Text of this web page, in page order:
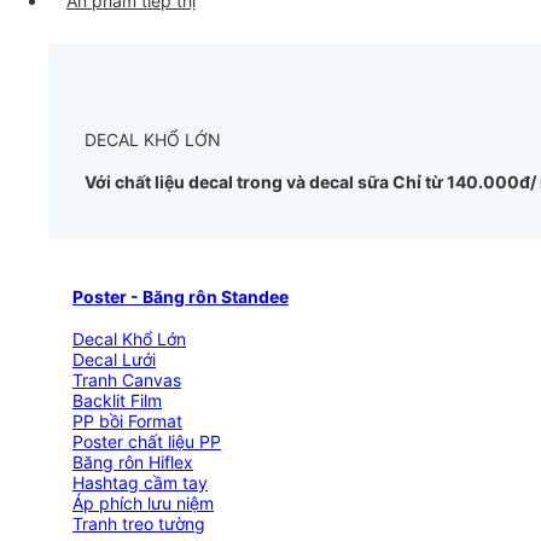
DECAL KHỔ LỚN
Với chất liệu decal trong và decal sữaChỉ từ 140.000đ/
Poster - Băng rôn Standee
Decal Khổ Lớn
Decal Lưới
Tranh Canvas
Backlit Film
PP bồi Format
Poster chất liệu PP
Băng rôn Hiflex
Hashtag cầm tay
Áp phích lưu niệm
Tranh treo tường